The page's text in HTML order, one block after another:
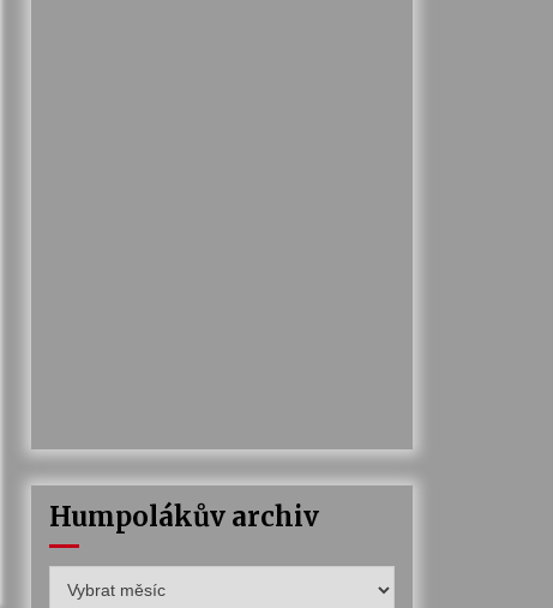
Humpolákův archiv
archiv